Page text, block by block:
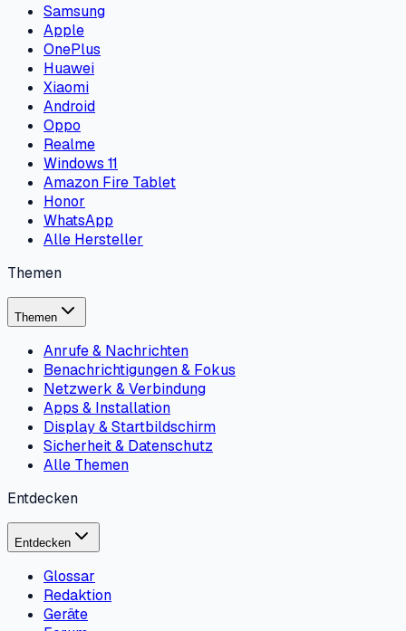
Samsung
Apple
OnePlus
Huawei
Xiaomi
Android
Oppo
Realme
Windows 11
Amazon Fire Tablet
Honor
WhatsApp
Alle Hersteller
Themen
Themen
Anrufe & Nachrichten
Benachrichtigungen & Fokus
Netzwerk & Verbindung
Apps & Installation
Display & Startbildschirm
Sicherheit & Datenschutz
Alle Themen
Entdecken
Entdecken
Glossar
Redaktion
Geräte